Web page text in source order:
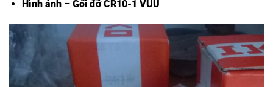
Hình ảnh – Gối đỡ CR10-1 VUU